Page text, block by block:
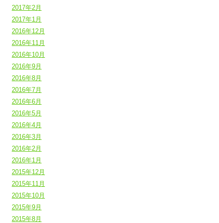
2017年2月
2017年1月
2016年12月
2016年11月
2016年10月
2016年9月
2016年8月
2016年7月
2016年6月
2016年5月
2016年4月
2016年3月
2016年2月
2016年1月
2015年12月
2015年11月
2015年10月
2015年9月
2015年8月